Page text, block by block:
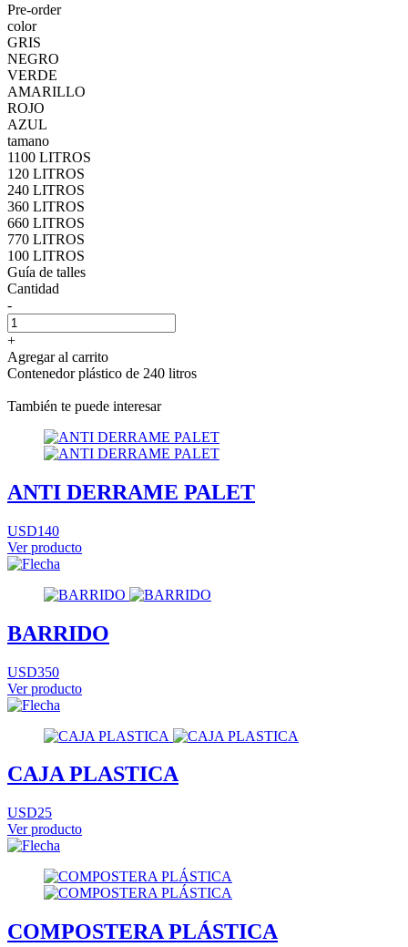
Pre-order
color
GRIS
NEGRO
VERDE
AMARILLO
ROJO
AZUL
tamano
1100 LITROS
120 LITROS
240 LITROS
360 LITROS
660 LITROS
770 LITROS
100 LITROS
Guía de talles
Cantidad
-
+
Agregar al carrito
Contenedor plástico de 240 litros
También te puede interesar
ANTI DERRAME PALET
USD140
Ver producto
BARRIDO
USD350
Ver producto
CAJA PLASTICA
USD25
Ver producto
COMPOSTERA PLÁSTICA